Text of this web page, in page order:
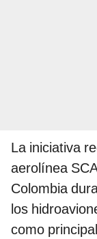
La iniciativa
aerolínea
Colombia
los
como